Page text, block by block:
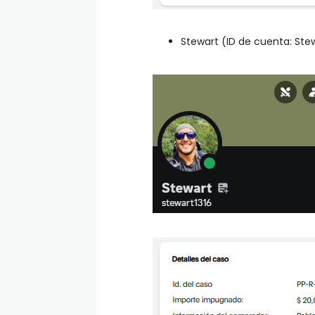
Stewart (ID de cuenta: